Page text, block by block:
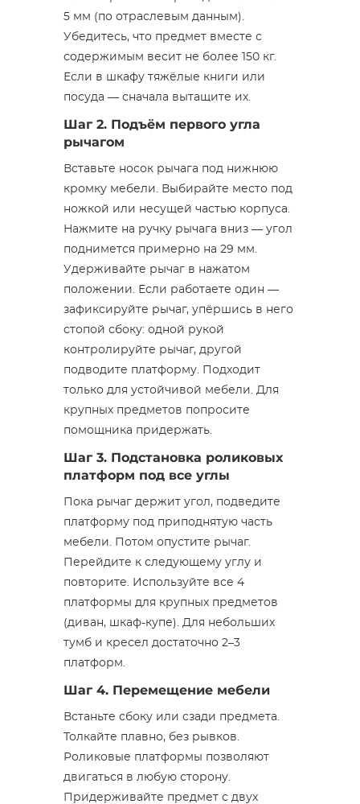
5 мм (по отраслевым данным).
Убедитесь, что предмет вместе с
содержимым весит не более 150 кг.
Если в шкафу тяжёлые книги или
посуда — сначала вытащите их.
Шаг 2. Подъём первого угла
рычагом
Вставьте носок рычага под нижнюю
кромку мебели. Выбирайте место под
ножкой или несущей частью корпуса.
Нажмите на ручку рычага вниз — угол
поднимется примерно на 29 мм.
Удерживайте рычаг в нажатом
положении. Если работаете один —
зафиксируйте рычаг, упёршись в него
стопой сбоку: одной рукой
контролируйте рычаг, другой
подводите платформу. Подходит
только для устойчивой мебели. Для
крупных предметов попросите
помощника придержать.
Шаг 3. Подстановка роликовых
платформ под все углы
Пока рычаг держит угол, подведите
платформу под приподнятую часть
мебели. Потом опустите рычаг.
Перейдите к следующему углу и
повторите. Используйте все 4
платформы для крупных предметов
(диван, шкаф-купе). Для небольших
тумб и кресел достаточно 2–3
платформ.
Шаг 4. Перемещение мебели
Встаньте сбоку или сзади предмета.
Толкайте плавно, без рывков.
Роликовые платформы позволяют
двигаться в любую сторону.
Придерживайте предмет с двух